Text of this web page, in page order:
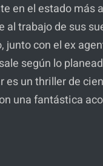
en el estado más
trabajo de sus
con el ex
según lo
es un thriller de
una fantástica